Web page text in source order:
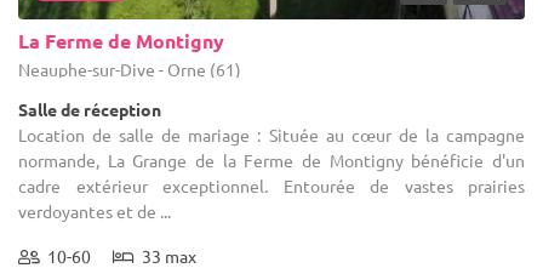
La Ferme de Montigny
Neauphe-sur-Dive - Orne (61)
Salle de réception
Location de salle de mariage : Située au cœur de la campagne
normande, La Grange de la Ferme de Montigny bénéficie d'un
cadre extérieur exceptionnel. Entourée de vastes prairies
verdoyantes et de ...
10-60 33 max